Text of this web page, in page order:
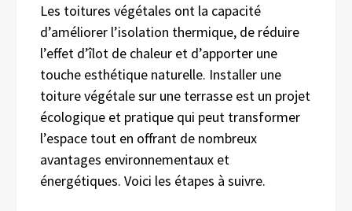
Les toitures végétales ont la capacité
d’améliorer l’isolation thermique, de réduire
l’effet d’îlot de chaleur et d’apporter une
touche esthétique naturelle. Installer une
toiture végétale sur une terrasse est un projet
écologique et pratique qui peut transformer
l’espace tout en offrant de nombreux
avantages environnementaux et
énergétiques. Voici les étapes à suivre.